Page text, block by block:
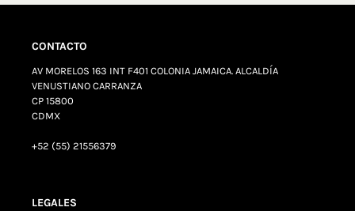
CONTACTO
AV MORELOS 163 INT F401 COLONIA JAMAICA. ALCALDÍA
VENUSTIANO CARRANZA
CP 15800
CDMX
+52 (55) 21556379
LEGALES